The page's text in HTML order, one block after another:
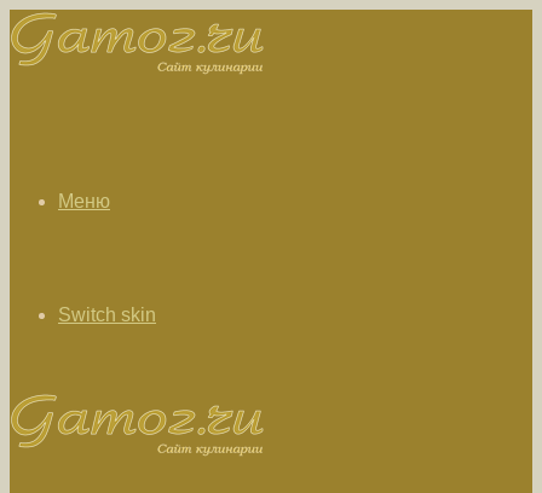
Меню
Switch skin